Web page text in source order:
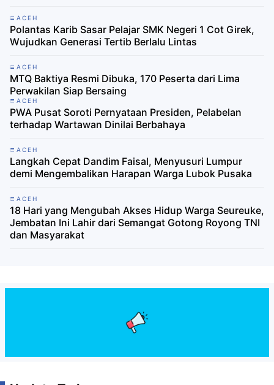
ACEH
Polantas Karib Sasar Pelajar SMK Negeri 1 Cot Girek,
Wujudkan Generasi Tertib Berlalu Lintas
ACEH
MTQ Baktiya Resmi Dibuka, 170 Peserta dari Lima
Perwakilan Siap Bersaing
ACEH
PWA Pusat Soroti Pernyataan Presiden, Pelabelan
terhadap Wartawan Dinilai Berbahaya
ACEH
Langkah Cepat Dandim Faisal, Menyusuri Lumpur
demi Mengembalikan Harapan Warga Lubok Pusaka
ACEH
18 Hari yang Mengubah Akses Hidup Warga Seureuke,
Jembatan Ini Lahir dari Semangat Gotong Royong TNI
dan Masyarakat